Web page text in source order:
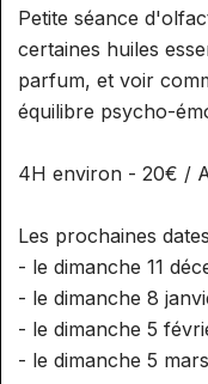
Petite séance
certaines huiles
parfum, et voir
équilibre psycho-
4H environ - 20€ /
Les prochaines
- le dimanche 11
- le dimanche 8
- le dimanche 5
- le dimanche 5